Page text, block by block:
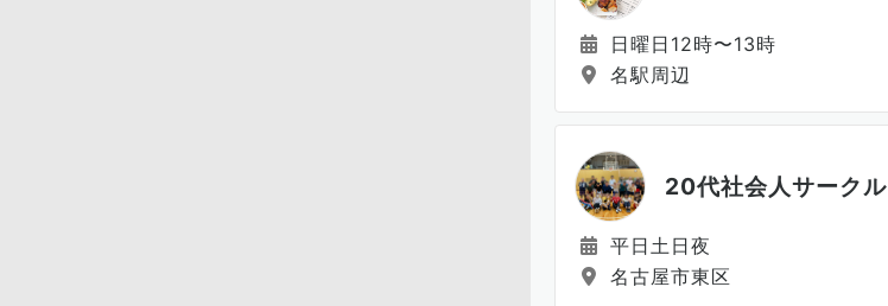
日曜日12時〜13時
名駅周辺
20代社会人サークル
平日土日夜
名古屋市東区